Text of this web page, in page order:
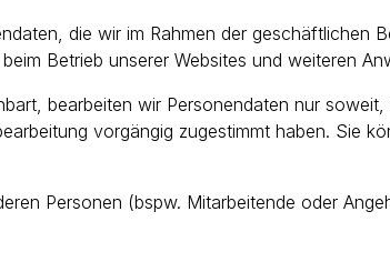
die wir im Rahmen der
Betrieb unserer Websites und weiteren
bearbeiten wir Personendaten nur
vorgängig zugestimmt haben. Sie
Personen (bspw. Mitarbeitende oder